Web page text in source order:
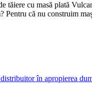
tăiere cu masă plată
Pentru că nu
în apropierea